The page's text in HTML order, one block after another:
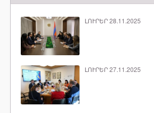
ԼՈՒՐԵՐ 28.11.2025
ԼՈՒՐԵՐ 27.11.2025